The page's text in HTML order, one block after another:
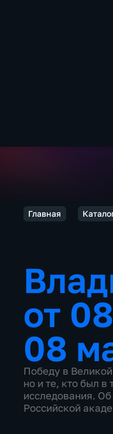
Главная
от
08
Победу в
но и те, кто был
исследования. Об
Российской